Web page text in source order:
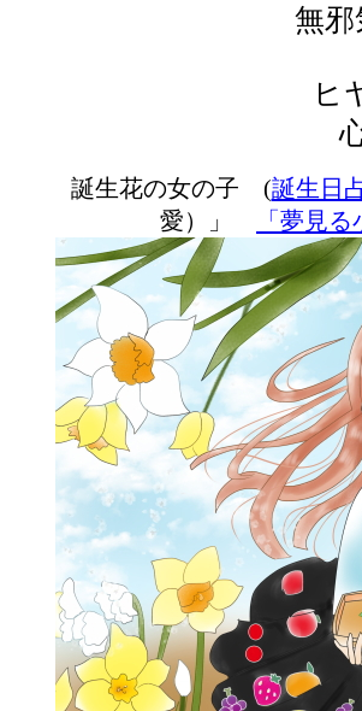
無邪
ヒ
誕生花の女の子 (誕生日
愛）」
「夢見